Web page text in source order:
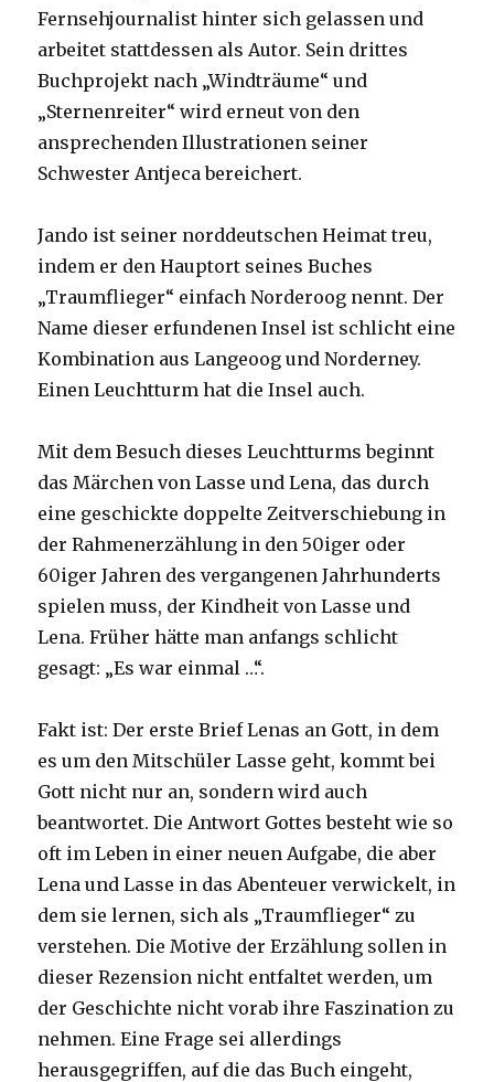
Fernsehjournalist hinter sich gelassen und
arbeitet stattdessen als Autor. Sein drittes
Buchprojekt nach „Windträume“ und
„Sternenreiter“ wird erneut von den
ansprechenden Illustrationen seiner
Schwester Antjeca bereichert.
Jando ist seiner norddeutschen Heimat treu,
indem er den Hauptort seines Buches
„Traumflieger“ einfach Norderoog nennt. Der
Name dieser erfundenen Insel ist schlicht eine
Kombination aus Langeoog und Norderney.
Einen Leuchtturm hat die Insel auch.
Mit dem Besuch dieses Leuchtturms beginnt
das Märchen von Lasse und Lena, das durch
eine geschickte doppelte Zeitverschiebung in
der Rahmenerzählung in den 50iger oder
60iger Jahren des vergangenen Jahrhunderts
spielen muss, der Kindheit von Lasse und
Lena. Früher hätte man anfangs schlicht
gesagt: „Es war einmal …“.
Fakt ist: Der erste Brief Lenas an Gott, in dem
es um den Mitschüler Lasse geht, kommt bei
Gott nicht nur an, sondern wird auch
beantwortet. Die Antwort Gottes besteht wie so
oft im Leben in einer neuen Aufgabe, die aber
Lena und Lasse in das Abenteuer verwickelt, in
dem sie lernen, sich als „Traumflieger“ zu
verstehen. Die Motive der Erzählung sollen in
dieser Rezension nicht entfaltet werden, um
der Geschichte nicht vorab ihre Faszination zu
nehmen. Eine Frage sei allerdings
herausgegriffen, auf die das Buch eingeht,